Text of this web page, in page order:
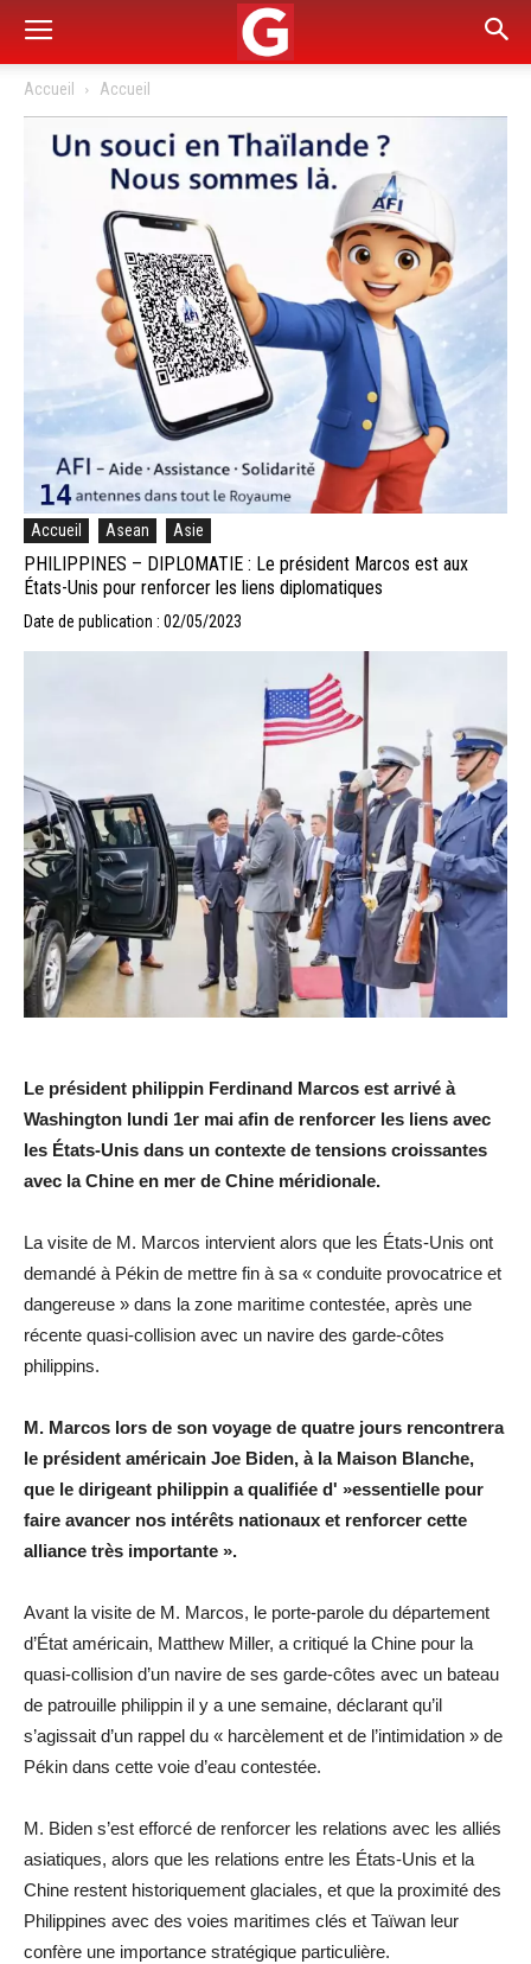
Accueil Accueil
Accueil Asean Asie
PHILIPPINES – DIPLOMATIE : Le président Marcos est aux
États-Unis pour renforcer les liens diplomatiques
Date de publication : 02/05/2023
Le président philippin Ferdinand Marcos est arrivé à
Washington lundi 1er mai afin de renforcer les liens avec
les États-Unis dans un contexte de tensions croissantes
avec la Chine en mer de Chine méridionale.
La visite de M. Marcos intervient alors que les États-Unis ont
demandé à Pékin de mettre fin à sa « conduite provocatrice et
dangereuse » dans la zone maritime contestée, après une
récente quasi-collision avec un navire des garde-côtes
philippins.
M. Marcos lors de son voyage de quatre jours rencontrera
le président américain Joe Biden, à la Maison Blanche,
que le dirigeant philippin a qualifiée d' »essentielle pour
faire avancer nos intérêts nationaux et renforcer cette
alliance très importante ».
Avant la visite de M. Marcos, le porte-parole du département
d’État américain, Matthew Miller, a critiqué la Chine pour la
quasi-collision d’un navire de ses garde-côtes avec un bateau
de patrouille philippin il y a une semaine, déclarant qu’il
s’agissait d’un rappel du « harcèlement et de l’intimidation » de
Pékin dans cette voie d’eau contestée.
M. Biden s’est efforcé de renforcer les relations avec les alliés
asiatiques, alors que les relations entre les États-Unis et la
Chine restent historiquement glaciales, et que la proximité des
Philippines avec des voies maritimes clés et Taïwan leur
confère une importance stratégique particulière.